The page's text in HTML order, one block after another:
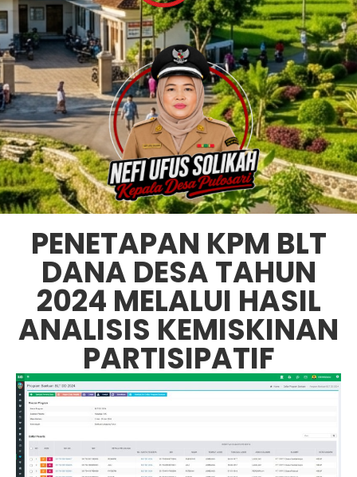
PENETAPAN KPM BLT
DANA DESA TAHUN
2024 MELALUI HASIL
ANALISIS KEMISKINAN
PARTISIPATIF